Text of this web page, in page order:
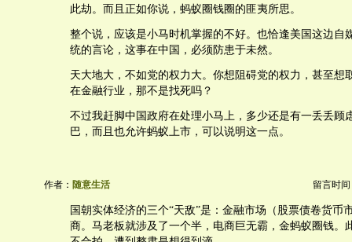
此劫。而且正如你说，蚂蚁圈钱圈的匪夷所思。
整个说，应该是小马时机掌握的不好。也恰逢美国这边自
统的言论，这事在中国，必须防患于未然。
天大地大，不如党的权力大。你想阻碍党的权力，甚至想
在金融行业，那不是找死吗？
不过我赶脚中国政府在处理小马上，多少还是有一丢丢顾
巴，而且也允许蚂蚁上市，可以说明这一点。
作者： 随意生活 留言时间
国朝实体经济的三个“天敌”是：金融市场（股票债卷货币
商。马老板就涉及了一个半，电商巨无霸，金蚂蚁圈钱。